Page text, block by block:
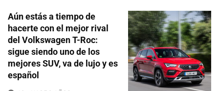
Aún estás a tiempo de
hacerte con el mejor rival
del Volkswagen T-Roc:
sigue siendo uno de los
mejores SUV, va de lujo y es
español